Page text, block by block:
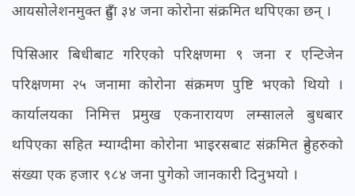
आयसोलेशनमुक्त हुँदा ३४ जना कोरोना संक्रमित थपिएका छन् ।
पिसिआर बिधीबाट गरिएको परिक्षणमा ९ जना र एन्टिजेन
परिक्षणमा २५ जनामा कोरोना संक्रमण पुष्टि भएको थियो ।
कार्यालयका निमित्त प्रमुख एकनारायण लम्सालले बुधबार
थपिएका सहित म्याग्दीमा कोरोना भाइरसबाट संक्रमित हुनेहरुको
संख्या एक हजार ९८४ जना पुगेको जानकारी दिनुभयो ।